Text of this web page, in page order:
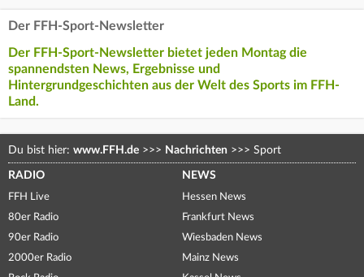
Der FFH-Sport-Newsletter
Der FFH-Sport-Newsletter bietet jeden Montag die
spannendsten News, Ergebnisse und
Hintergrundgeschichten aus der Welt des Sports im FFH-
Land.
Du bist hier: www.FFH.de >>> Nachrichten >>> Sport
RADIO
FFH Live
80er Radio
90er Radio
2000er Radio
NEWS
Hessen News
Frankfurt News
Wiesbaden News
Mainz News